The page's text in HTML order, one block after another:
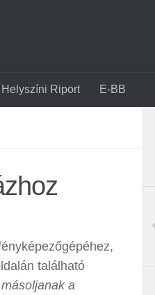
Helyszíni Riport E-BB
található
a